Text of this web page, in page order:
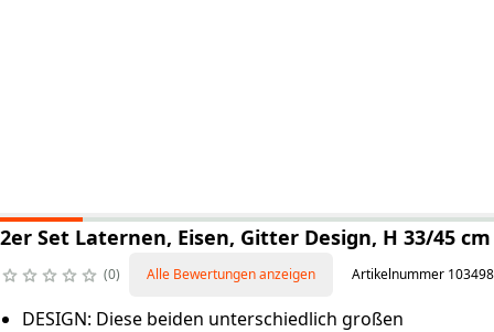
2er Set Laternen, Eisen, Gitter Design, H 33/45 cm
0 Alle Bewertungen anzeigen Artikelnummer 103498
DESIGN: Diese beiden unterschiedlich großen